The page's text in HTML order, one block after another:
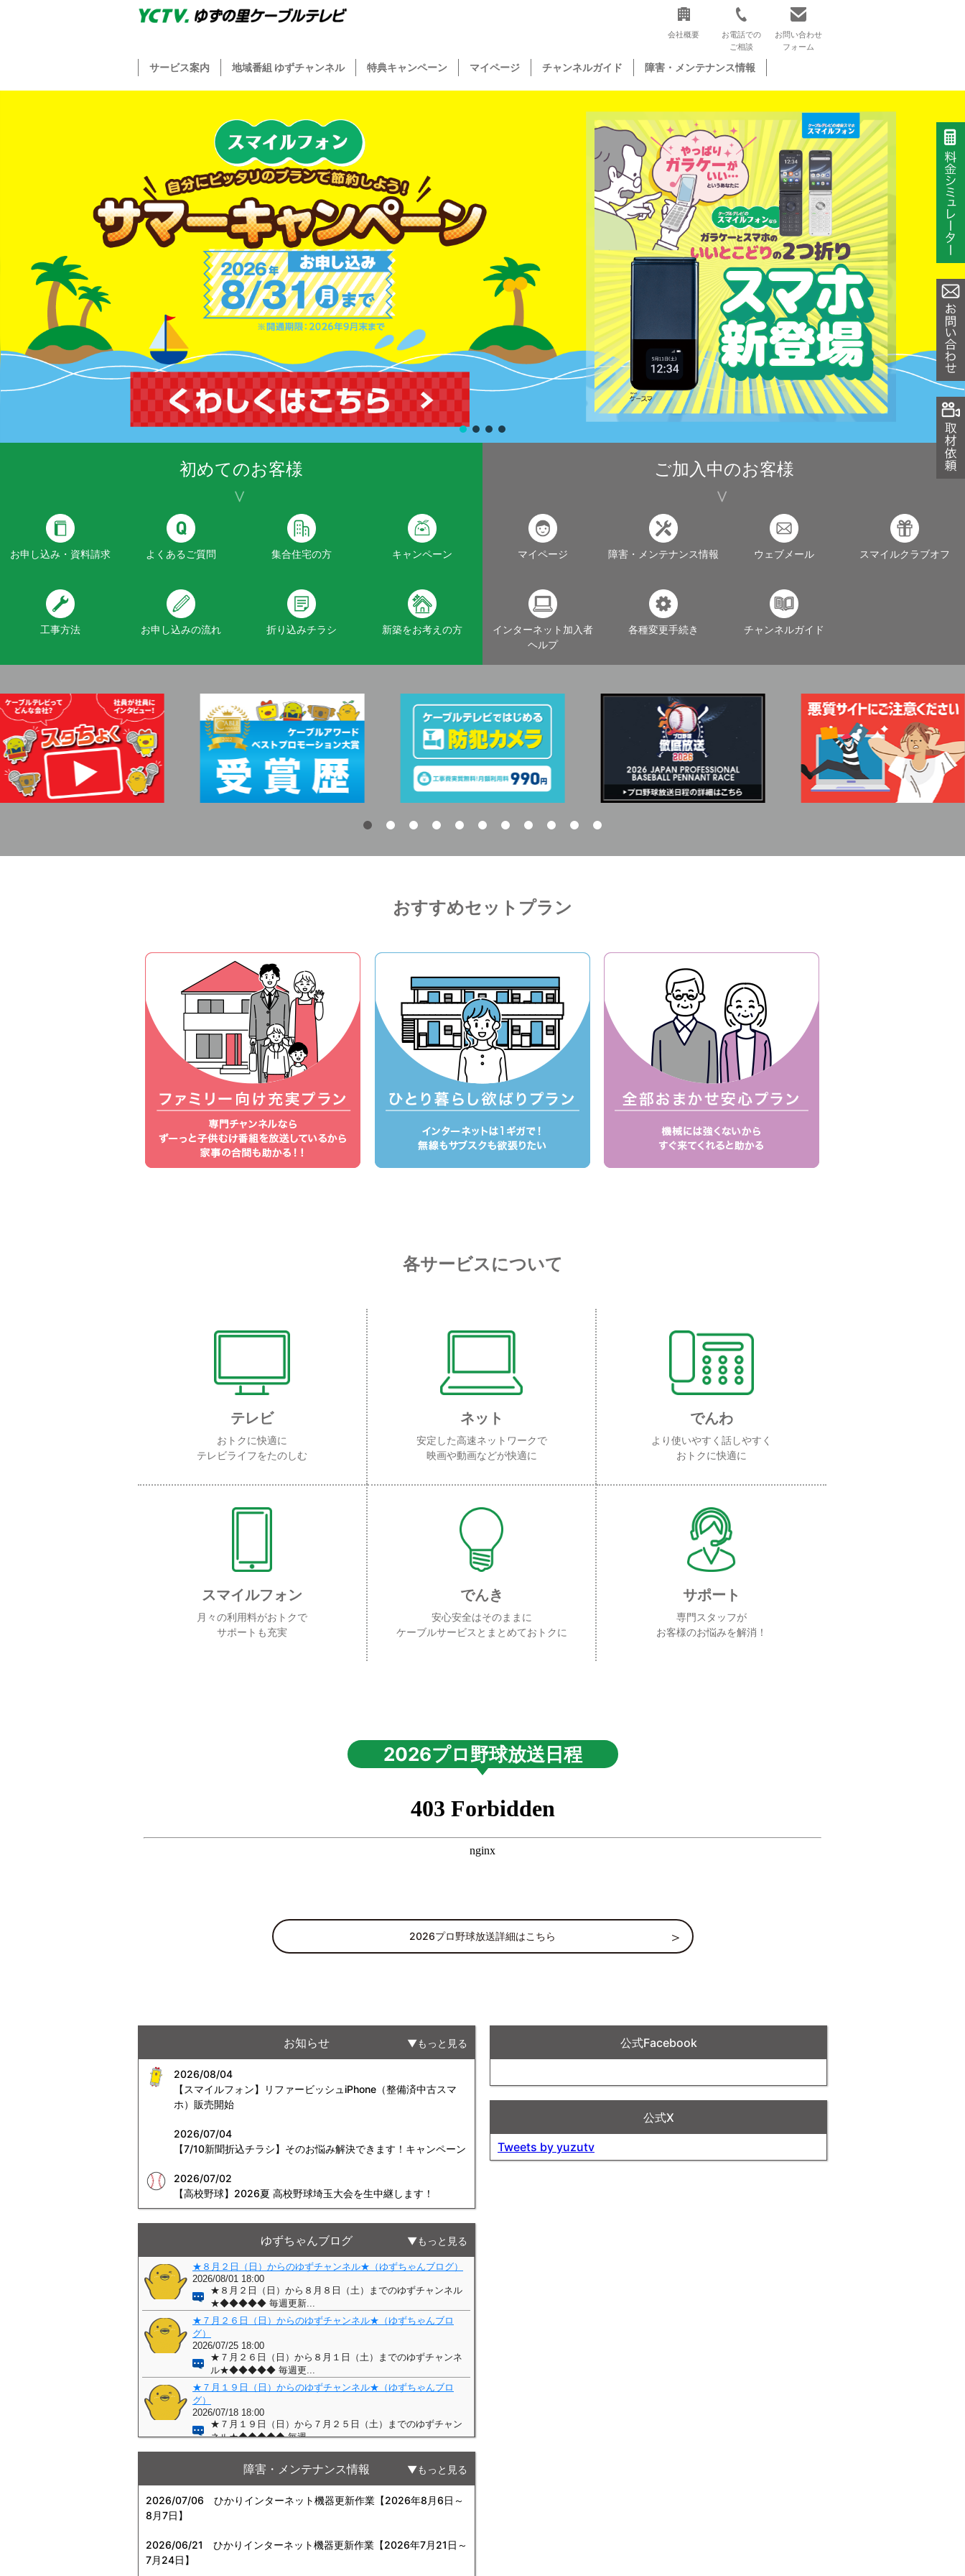
会社概要
お電話での
ご相談
お問い合わせ
フォーム
サービス案内 地域番組 ゆずチャンネル 特典キャンペーン マイページ チャンネルガイド 障害・メンテナンス情報
初めてのお客様
お申し込み・資料請求 よくあるご質問 集合住宅の方 キャンペーン
工事方法 お申し込みの流れ 折り込みチラシ 新築をお考えの方
ご加入中のお客様
マイページ 障害・メンテナンス情報 ウェブメール スマイルクラブオフ
インターネット加入者
ヘルプ
各種変更手続き チャンネルガイド
おすすめセットプラン
各サービスについて
テレビ
おトクに快適に
テレビライフをたのしむ
ネット
安定した高速ネットワークで
映画や動画などが快適に
でんわ
より使いやすく話しやすく
おトクに快適に
スマイルフォン
月々の利用料がおトクで
サポートも充実
でんき
安心安全はそのままに
ケーブルサービスとまとめておトクに
サポート
専門スタッフが
お客様のお悩みを解消！
2026プロ野球放送日程
2026プロ野球放送詳細はこちら
お知らせ もっと見る
2026/08/04
【スマイルフォン】リファービッシュiPhone（整備済中古スマ
ホ）販売開始
2026/07/04
【7/10新聞折込チラシ】そのお悩み解決できます！キャンペーン
2026/07/02
【高校野球】2026夏 高校野球埼玉大会を生中継します！
ゆずちゃんブログ もっと見る
障害・メンテナンス情報 もっと見る
2026/07/06 ひかりインターネット機器更新作業【2026年8月6日～
8月7日】
2026/06/21
ひかりインターネット機器更新作業【2026年7月21日～
7月24日】
公式Facebook
公式X
Tweets by yuzutv